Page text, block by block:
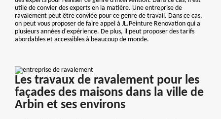
utile de convier des experts en la matière. Une entreprise de
ravalement peut être conviée pour ce genre de travail. Dans ce cas,
on peut vous proposer de faire appel à JL.Peinture Renovation qui a
plusieurs années d'expérience. De plus, il peut proposer des tarifs
abordables et accessibles à beaucoup de monde.
Les travaux de ravalement pour les
façades des maisons dans la ville de
Arbin et ses environs